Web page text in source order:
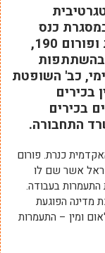
כנס
משותף של המכללה האקדמית כנרת ופורום 190,
אשר יתקיים במכללה ב-24.3.2022 בהשתתפות
כב' השופטת
בכירים
בכירים
התחבורה.
פורום 190 והמכללה האקדמית כנרת. פורום
אשר שם לו
התעמרות בעבודה.
מדינה הפוגעת
ומין – התעמרות